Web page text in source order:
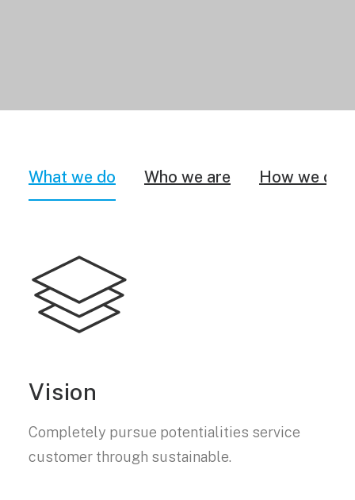
What we do Who we are How we do
Vision
Completely pursue potentialities service
customer through sustainable.